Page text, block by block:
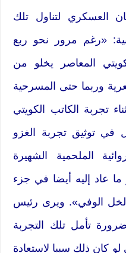
العسكري لتناول تلك
«رغم مرور نحو ربع
المعاصر يخلو من
وربما حتى المسرحية
تجربة الكاتب الكويتي
في توثيق تجربة الغزو
الملحمية الشهيرة
عاد إليه أيضا في جزء
الوفي». ويرى رئيس
تأمل تلك التجربة
كان ذلك سببا لاستعادة